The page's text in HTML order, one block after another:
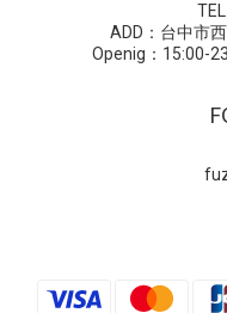
ADD：台中市
Openig：15:00-